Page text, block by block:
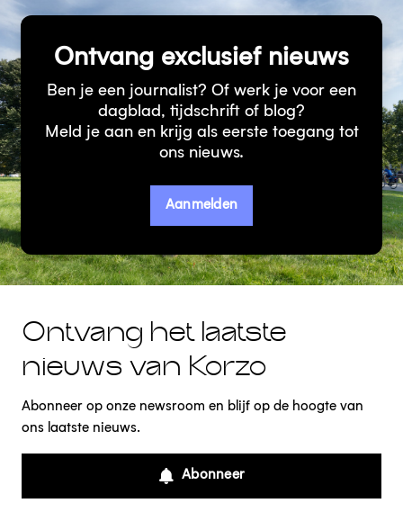
Ontvang exclusief nieuws
Ben je een journalist? Of werk je voor een
dagblad, tijdschrift of blog?
Meld je aan en krijg als eerste toegang tot
ons nieuws.
Aanmelden
Ontvang het laatste
nieuws van Korzo
Abonneer op onze newsroom en blijf op de hoogte van
ons laatste nieuws.
Abonneer